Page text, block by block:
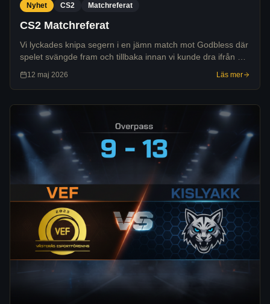
Nyhet CS2 Matchreferat
CS2 Matchreferat
Vi lyckades knipa segern i en jämn match mot Godbless där
spelet svängde fram och tillbaka innan vi kunde dra ifrån på
12 maj 2026 Läs mer